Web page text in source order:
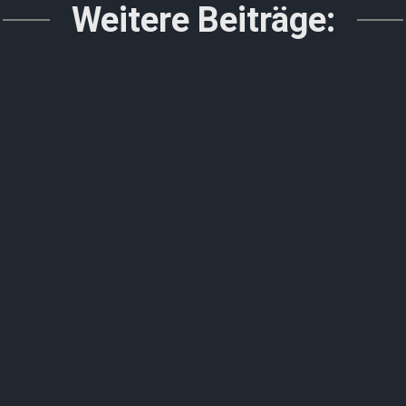
Weitere Beiträge: